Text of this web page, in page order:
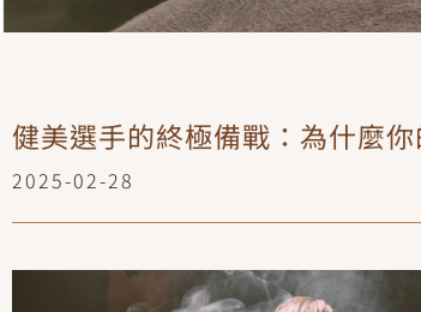
健美選手的終極備戰：為什麼
2025-02-28